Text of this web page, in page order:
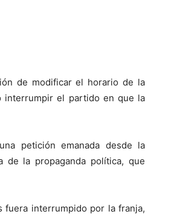
de modificar el horario de la
interrumpir el partido en que la
petición emanada desde la
de la propaganda política, que
interrumpido por la franja,